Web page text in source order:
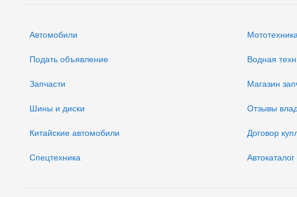
Автомобили
Подать объявление
Запчасти
Шины и диски
Китайские автомобили
Спецтехника
Мототехника
Водная
Магазин
Отзывы
Договор
Автокаталог